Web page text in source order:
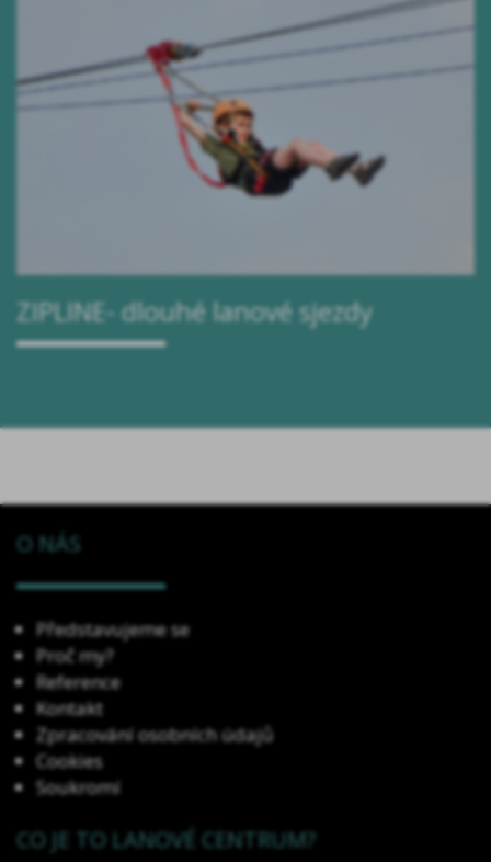
ZIPLINE- dlouhé lanové sjezdy
O NÁS
Představujeme se
Proč my?
Reference
Kontakt
Zpracování osobních údajů
Cookies
Soukromí
CO JE TO LANOVÉ CENTRUM?